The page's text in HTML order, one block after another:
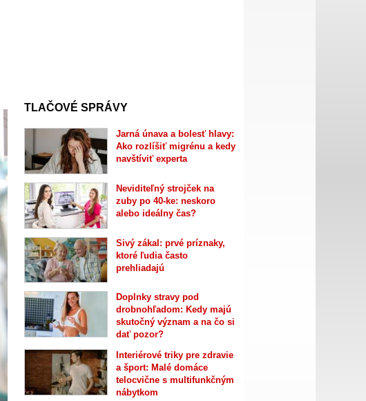
TLAČOVÉ SPRÁVY
Jarná únava a bolesť hlavy:
Ako rozlíšiť migrénu a kedy
navštíviť experta
Neviditeľný strojček na
zuby po 40-ke: neskoro
alebo ideálny čas?
Sivý zákal: prvé príznaky,
ktoré ľudia často
prehliadajú
Doplnky stravy pod
drobnohľadom: Kedy majú
skutočný význam a na čo si
dať pozor?
Interiérové triky pre zdravie
a šport: Malé domáce
telocvične s multifunkčným
nábytkom